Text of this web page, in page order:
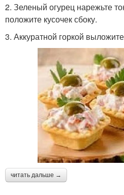
2. Зеленый огурец нарежьте
положите кусочек сбоку.
3. Аккуратной горкой
читать дальше →